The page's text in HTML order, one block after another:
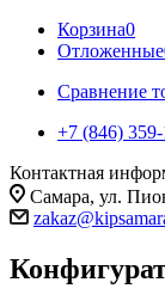
Корзина0
Отложенные
Сравнение
+7 (846) 359-
Контактная
Самара, ул.